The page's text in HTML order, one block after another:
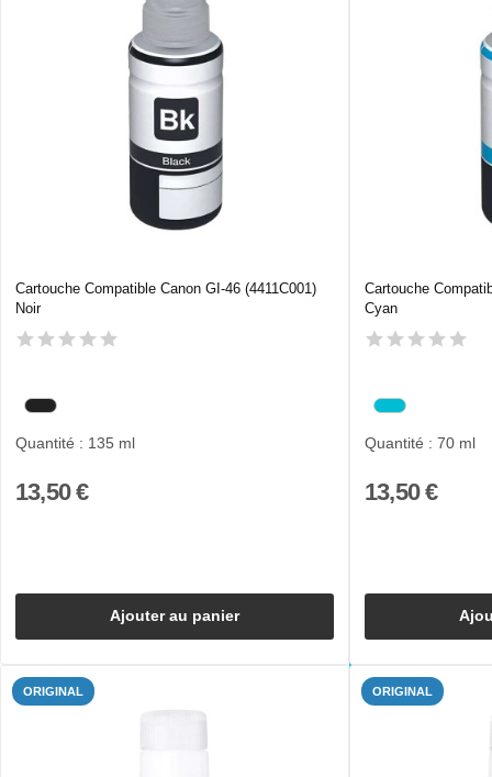
Cartouche Compatible Canon GI-46 (4411C001)
Noir
Quantité : 135 ml
13,50 €
Ajouter au panier
Cartouche
Cyan
Quantité : 70 ml
13,50 €
ORIGINAL ORIGINAL